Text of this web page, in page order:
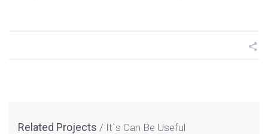
Related Projects It`s Can Be Useful